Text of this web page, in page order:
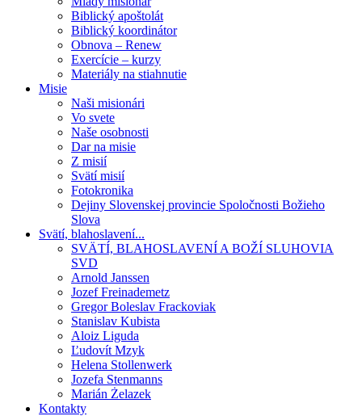
Biblický apoštolát
Biblický koordinátor
Obnova – Renew
Exercície – kurzy
Materiály na stiahnutie
Misie
Naši misionári
Vo svete
Naše osobnosti
Dar na misie
Z misií
Svätí misií
Fotokronika
Dejiny Slovenskej provincie Spoločnosti Božieho
Slova
Svätí, blahoslavení...
SVÄTÍ, BLAHOSLAVENÍ A BOŽÍ SLUHOVIA
SVD
Arnold Janssen
Jozef Freinademetz
Gregor Boleslav Frackoviak
Stanislav Kubista
Aloiz Liguda
Ľudovít Mzyk
Helena Stollenwerk
Jozefa Stenmanns
Marián Żelazek
Kontakty